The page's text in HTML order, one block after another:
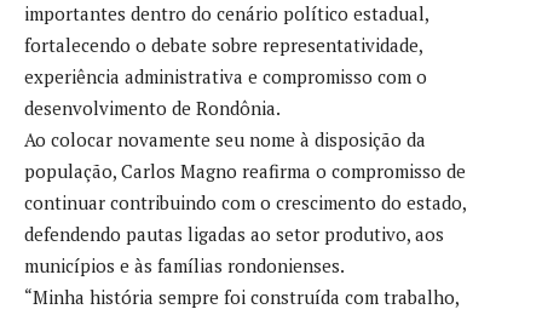
importantes dentro do cenário político estadual,
fortalecendo o debate sobre representatividade,
experiência administrativa e compromisso com o
desenvolvimento de Rondônia.
Ao colocar novamente seu nome à disposição da
população, Carlos Magno reafirma o compromisso de
continuar contribuindo com o crescimento do estado,
defendendo pautas ligadas ao setor produtivo, aos
municípios e às famílias rondonienses.
“Minha história sempre foi construída com trabalho,